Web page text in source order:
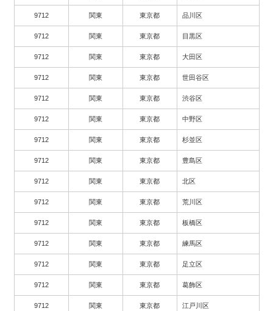
9712 関東 東京都 品川区
9712 関東 東京都 目黒区
9712 関東 東京都 大田区
9712 関東 東京都 世田谷区
9712 関東 東京都 渋谷区
9712 関東 東京都 中野区
9712 関東 東京都 杉並区
9712 関東 東京都 豊島区
9712 関東 東京都 北区
9712 関東 東京都 荒川区
9712 関東 東京都 板橋区
9712 関東 東京都 練馬区
9712 関東 東京都 足立区
9712 関東 東京都 葛飾区
9712 関東 東京都 江戸川区